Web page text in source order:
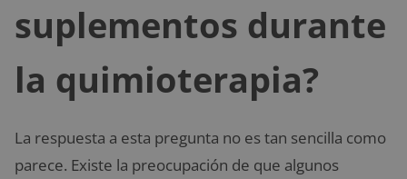
suplementos durante
la quimioterapia?
La respuesta a esta pregunta no es tan sencilla como
parece. Existe la preocupación de que algunos